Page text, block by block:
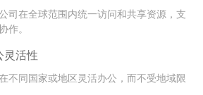
司在全球范围内统一访问和共享资源，支
作。
灵活性
不同国家或地区灵活办公，而不受地域限